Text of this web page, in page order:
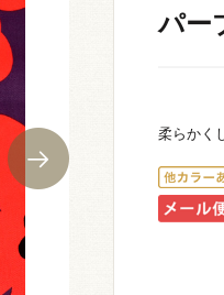
パー
柔らかく